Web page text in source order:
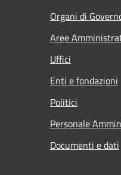
Organi di
Aree
Uffici
Enti e fondazioni
Politici
Personale
Documenti e dati